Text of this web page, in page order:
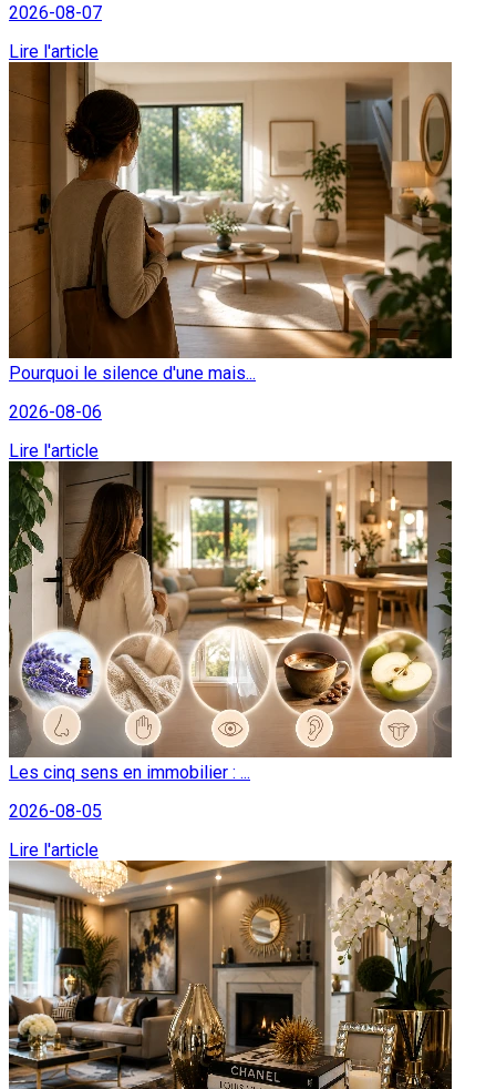
2026-08-07
Lire l'article
Pourquoi le silence d'une mais...
2026-08-06
Lire l'article
Les cinq sens en immobilier : ...
2026-08-05
Lire l'article